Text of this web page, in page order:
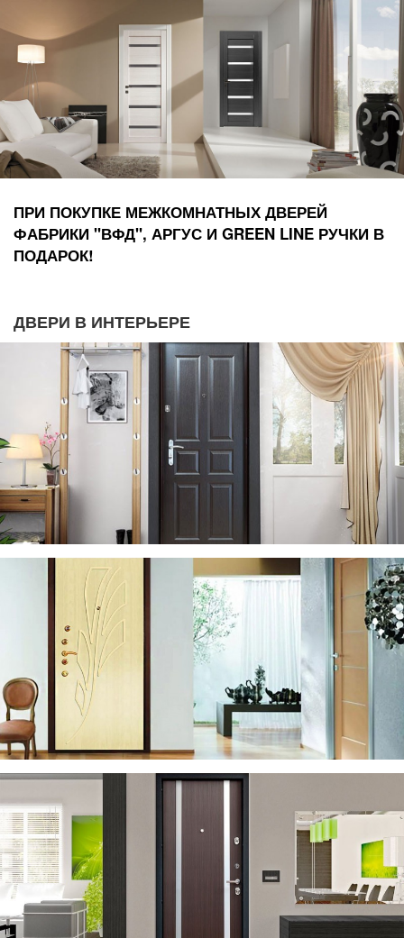
ПРИ ПОКУПКЕ МЕЖКОМНАТНЫХ ДВЕРЕЙ
ФАБРИКИ "ВФД", АРГУС И GREEN LINE РУЧКИ В
ПОДАРОК!
ДВЕРИ В ИНТЕРЬЕРЕ